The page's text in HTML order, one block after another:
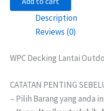
Description
Reviews (0)
WPC Decking Lantai
CATATAN PENTING
– Pilih Barang yang anda